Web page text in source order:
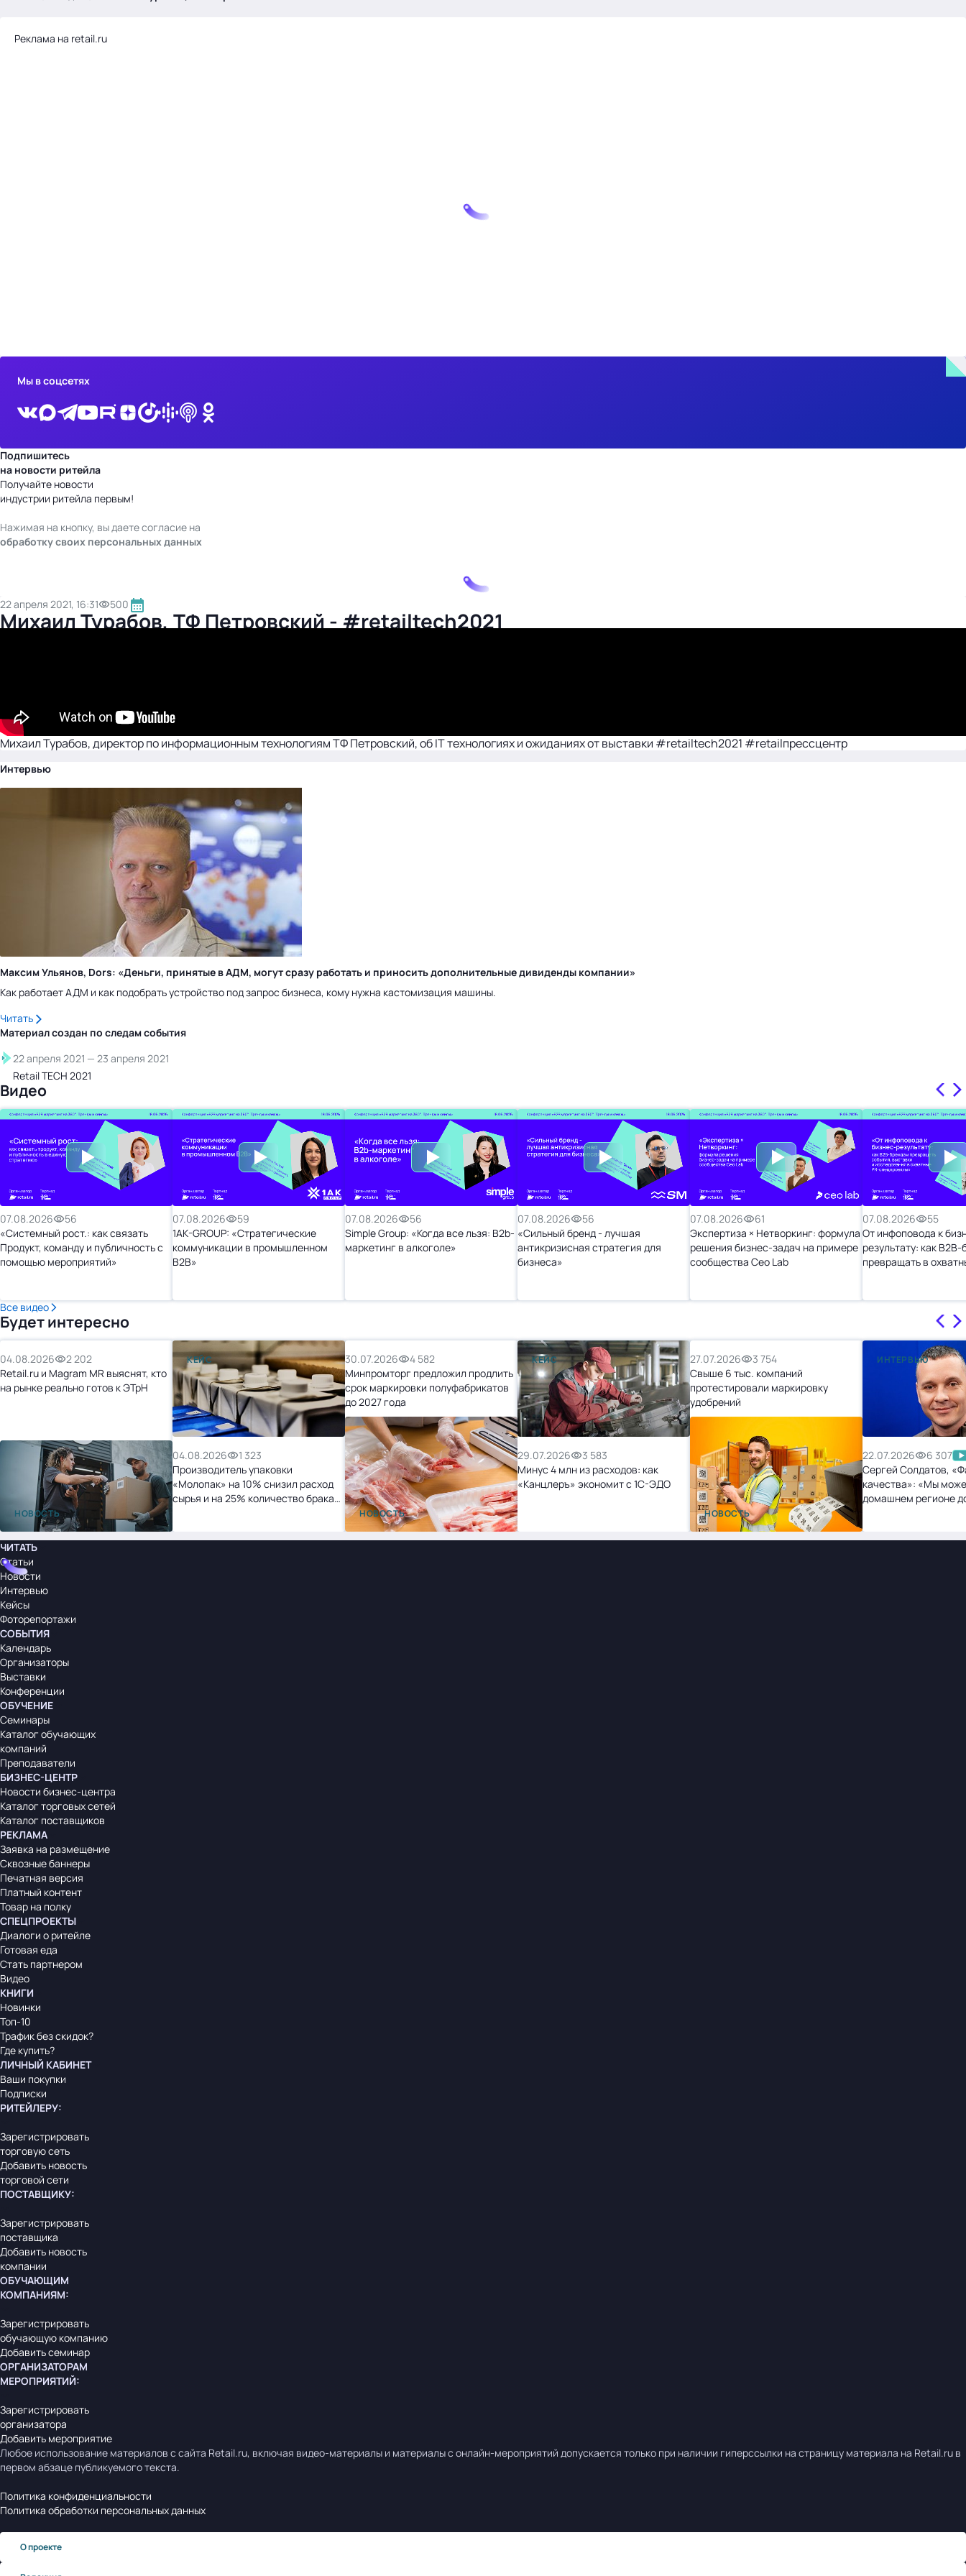
Реклама на retail.ru
Мы в соцсетях
Подпишитесь
на новости ритейла
Получайте новости
индустрии ритейла первым!
Нажимая на кнопку, вы даете согласие на
обработку своих персональных данных
22 апреля 2021, 16:31 500
Михаил Турабов, ТФ Петровский - #retailtech2021
Михаил Турабов, директор по информационным технологиям ТФ Петровский, об IT технологиях и ожиданиях от выставки #retailtech2021 #retailпрессцентр
Интервью
Максим Ульянов, Dors: «Деньги, принятые в АДМ, могут сразу работать и приносить дополнительные дивиденды компании»
Как работает АДМ и как подобрать устройство под запрос бизнеса, кому нужна кастомизация машины.
Читать
Материал создан по следамсобытия
22 апреля 2021 — 23 апреля 2021
Retail TECH 2021
Видео
07.08.2026
56
«Системный рост.: как связать
Продукт, команду и публичность с
помощью мероприятий»
07.08.2026
59
1AK-GROUP: «Стратегические
коммуникации в промышленном
B2B»
07.08.2026
56
Simple Group: «Когда все льзя: B2b-
маркетинг в алкоголе»
07.08.2026
56
«Сильный бренд - лучшая
антикризисная стратегия для
бизнеса»
07.08.2026
61
Экспертиза × Нетворкинг: формула
решения бизнес-задач на примере
сообщества Ceo Lab
07.08.2026
55
От инфоповода к
результату: как
превращать в
Все видео
Будет интересно
НОВОСТЬ
04.08.2026
2 202
Retail.ru и Magram MR выяснят, кто
на рынке реально готов к ЭТрН
КЕЙС
04.08.2026
1 323
Производитель упаковки
«Молопак» на 10% снизил расход
сырья и на 25% количество брака
НОВОСТЬ
30.07.2026
4 582
Минпромторг предложил продлить
срок маркировки полуфабрикатов
до 2027 года
КЕЙС
29.07.2026
3 583
Минус 4 млн из расходов: как
«Канцлеръ» экономит с 1С-ЭДО
НОВОСТЬ
27.07.2026
3 754
Свыше 6 тыс. компаний
протестировали маркировку
удобрений
ИНТЕРВЬЮ
22.07.2026
6 307
Сергей Солдатов,
качества»: «Мы
домашнем регионе
ЧИТАТЬ
Статьи
Новости
Интервью
Кейсы
Фоторепортажи
СОБЫТИЯ
Календарь
Организаторы
Выставки
Конференции
ОБУЧЕНИЕ
Семинары
Каталог обучающих
компаний
Преподаватели
БИЗНЕС-ЦЕНТР
Новости бизнес-центра
Каталог торговых сетей
Каталог поставщиков
РЕКЛАМА
Заявка на размещение
Сквозные баннеры
Печатная версия
Платный контент
Товар на полку
СПЕЦПРОЕКТЫ
Диалоги о ритейле
Готовая еда
Стать партнером
Видео
КНИГИ
Новинки
Топ-10
Трафик без скидок?
Где купить?
ЛИЧНЫЙ КАБИНЕТ
Ваши покупки
Подписки
РИТЕЙЛЕРУ:
Зарегистрировать
торговую сеть
Добавить новость
торговой сети
ПОСТАВЩИКУ:
Зарегистрировать
поставщика
Добавить новость
компании
ОБУЧАЮЩИМ
КОМПАНИЯМ:
Зарегистрировать
обучающую компанию
Добавить семинар
ОРГАНИЗАТОРАМ
МЕРОПРИЯТИЙ:
Зарегистрировать
организатора
Добавить мероприятие
Любое использование материалов с сайта Retail.ru, включая видео-материалы и материалы с онлайн-мероприятий допускается только при наличии гиперссылки на страницу материала на Retail.ru в
первом абзаце публикуемого текста.
Политика конфиденциальности
Политика обработки персональных данных
О проекте